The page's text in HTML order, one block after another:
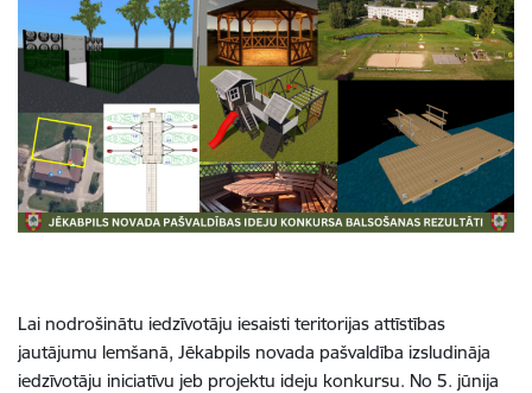
Lai nodrošinātu iedzīvotāju iesaisti teritorijas attīstības
jautājumu lemšanā, Jēkabpils novada pašvaldība izsludināja
iedzīvotāju iniciatīvu jeb projektu ideju konkursu. No 5. jūnija